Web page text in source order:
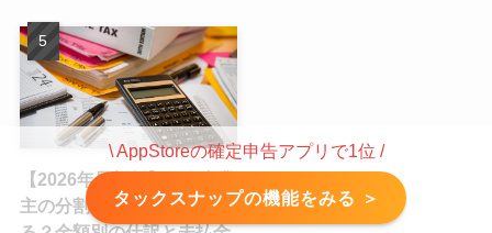
【2026年最新版】個人事業
主の分割払いは経費にでき
\ AppStoreの確定申告アプリで1位 /
タックスナップの機能をみる ＞